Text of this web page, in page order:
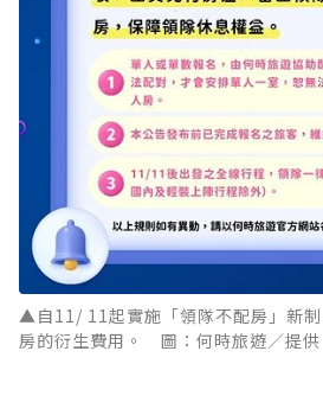
▲自11/ 11起實施「領隊不配房」新
房的衍生費用。 圖：何時旅遊／提供